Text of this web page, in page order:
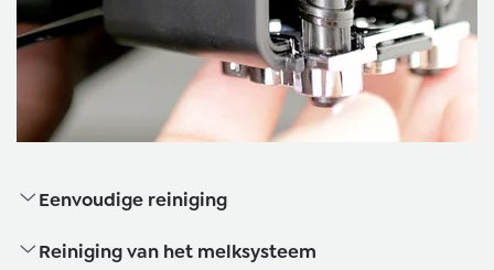
Eenvoudige reiniging
Reiniging van het melksysteem